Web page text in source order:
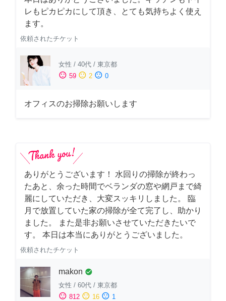
レもピカピカにして頂き、とても気持ちよく使え
ます。
依頼されたチケット
女性 / 40代 / 東京都
sentiment_satisfied 59 sentiment_neutral 2 sentiment_dissatisfied 0
オフィスのお掃除お願いします
ありがとうございます！ 水回りの掃除が終わっ
たあと、余った時間でベランダの窓や網戸まで綺
麗にしていただき、大変スッキリしました。 臨
月で放置していた家の掃除が全て完了し、助かり
ました。 また是非お願いさせていただきたいで
す。 本日は本当にありがとうございました。
依頼されたチケット
makon check_circle
女性 / 60代 / 東京都
sentiment_satisfied 812 sentiment_neutral 16 sentiment_dissatisfied 1